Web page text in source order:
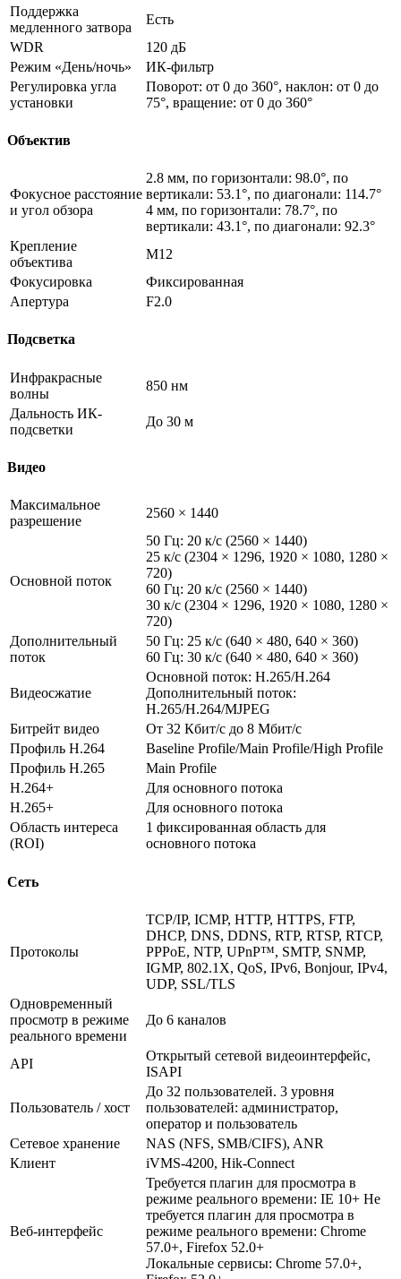
Поддержка
медленного затвора
Есть
WDR
120 дБ
Режим «День/ночь»
ИК-фильтр
Регулировка угла
установки
Поворот: от 0 до 360°, наклон: от 0 до
75°, вращение: от 0 до 360°
Объектив
Фокусное расстояние
и угол обзора
2.8 мм, по горизонтали: 98.0°, по
вертикали: 53.1°, по диагонали: 114.7°
4 мм, по горизонтали: 78.7°, по
вертикали: 43.1°, по диагонали: 92.3°
Крепление
объектива
M12
Фокусировка
Фиксированная
Апертура
F2.0
Подсветка
Инфракрасные
волны
850 нм
Дальность ИК-
подсветки
До 30 м
Видео
Максимальное
разрешение
2560 × 1440
Основной поток
50 Гц: 20 к/с (2560 × 1440)
25 к/с (2304 × 1296, 1920 × 1080, 1280 ×
720)
60 Гц: 20 к/с (2560 × 1440)
30 к/с (2304 × 1296, 1920 × 1080, 1280 ×
720)
Дополнительный
поток
50 Гц: 25 к/с (640 × 480, 640 × 360)
60 Гц: 30 к/с (640 × 480, 640 × 360)
Видеосжатие
Основной поток: H.265/H.264
Дополнительный поток:
H.265/H.264/MJPEG
Битрейт видео
От 32 Кбит/с до 8 Мбит/с
Профиль H.264
Baseline Profile/Main Profile/High Profile
Профиль H.265
Main Profile
H.264+
Для основного потока
H.265+
Для основного потока
Область интереса
(ROI)
1 фиксированная область для
основного потока
Сеть
Протоколы
TCP/IP, ICMP, HTTP, HTTPS, FTP,
DHCP, DNS, DDNS, RTP, RTSP, RTCP,
PPPoE, NTP, UPnP™, SMTP, SNMP,
IGMP, 802.1X, QoS, IPv6, Bonjour, IPv4,
UDP, SSL/TLS
Одновременный
просмотр в режиме
реального времени
До 6 каналов
API
Открытый сетевой видеоинтерфейс,
ISAPI
Пользователь / хост
До 32 пользователей. 3 уровня
пользователей: администратор,
оператор и пользователь
Сетевое хранение
NAS (NFS, SMB/CIFS), ANR
Клиент
iVMS-4200, Hik-Connect
Веб-интерфейс
Требуется плагин для просмотра в
режиме реального времени: IE 10+ Не
требуется плагин для просмотра в
режиме реального времени: Chrome
57.0+, Firefox 52.0+
Локальные сервисы: Chrome 57.0+,